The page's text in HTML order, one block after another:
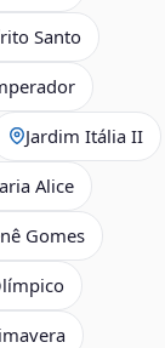
Santo
Jardim Itália II
Alice
Gomes